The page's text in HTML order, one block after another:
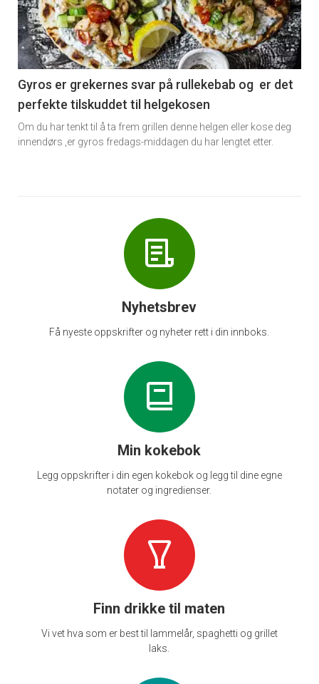
nå
-
6
Gyros er grekernes svar på rullekebab og er det
perfekte tilskuddet til helgekosen
Om du har tenkt til å ta frem grillen denne helgen eller kose deg
innendørs ,er gyros fredags-middagen du har lengtet etter.
Nyhetsbrev
Få nyeste oppskrifter og nyheter rett i din innboks.
Min kokebok
Legg oppskrifter i din egen kokebok og legg til dine egne
notater og ingredienser.
Finn drikke til maten
Vi vet hva som er best til lammelår, spaghetti og grillet
laks.